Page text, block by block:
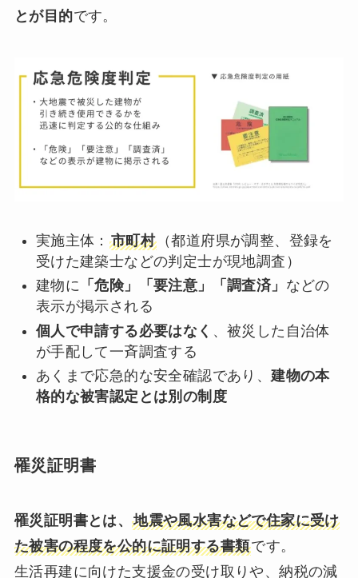
とが目的です。
実施主体： 市町村 （都道府県が調整、登録を
受けた建築士などの判定士が現地調査）
建物に 「危険」「要注意」「調査済」 などの
表示が掲示される
個人で申請する必要はなく 、被災した自治体
が手配して一斉調査する
あくまで応急的な安全確認であり、建物の本
格的な被害認定とは別の制度
罹災証明書
罹災証明書とは、地震や風水害などで住家に受け
た被害の程度を公的に証明する書類です。
生活再建に向けた支援金の受け取りや、納税の減